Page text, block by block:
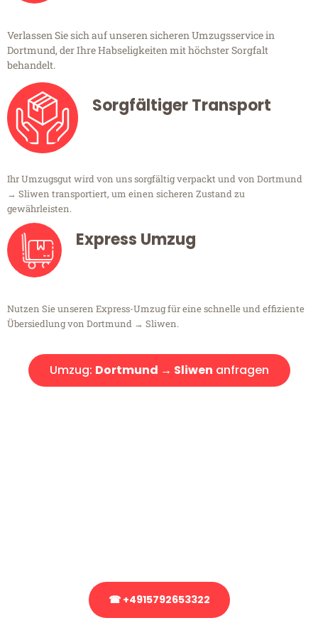
Verlassen Sie sich auf unseren sicheren Umzugsservice in
Dortmund, der Ihre Habseligkeiten mit höchster Sorgfalt
behandelt.
Sorgfältiger Transport
Ihr Umzugsgut wird von uns sorgfältig verpackt und von Dortmund
→ Sliwen transportiert, um einen sicheren Zustand zu
gewährleisten.
Express Umzug
Nutzen Sie unseren Express-Umzug für eine schnelle und effiziente
Übersiedlung von Dortmund → Sliwen.
Umzug: Dortmund → Sliwen anfragen
☎ +4915792653322